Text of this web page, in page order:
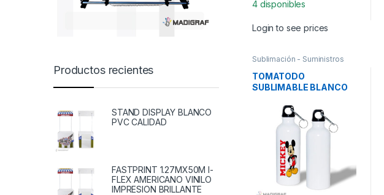
4 disponibles
Login to see prices
Sublimación - Suministros
TOMATODO
SUBLIMABLE BLANCO
Productos recientes
STAND DISPLAY BLANCO
PVC CALIDAD
FASTPRINT 1.27MX50M I-
FLEX AMERICANO VINILO
IMPRESION BRILLANTE